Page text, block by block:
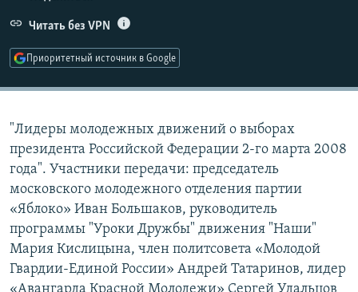
РАСПИСАНИЕ ВЕЩАНИЯ
СОЦИАЛЬНЫЕ СЕТИ
Все сайты РСЕ/РС
Читать без VPN
Приоритетный источник в Google
"Лидеры молодежных движений о выборах
президента Российской Федерации 2-го марта 2008
года". Участники передачи: председатель
московского молодежного отделения партии
«Яблоко» Иван Большаков, руководитель
программы "Уроки Дружбы" движения "Наши"
Мария Кислицына, член политсовета «Молодой
Гвардии-Единой России» Андрей Татаринов, лидер